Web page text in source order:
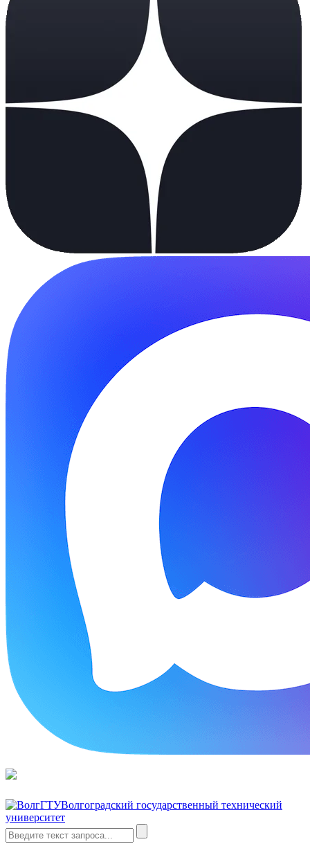
Волгоградский государственный технический
университет